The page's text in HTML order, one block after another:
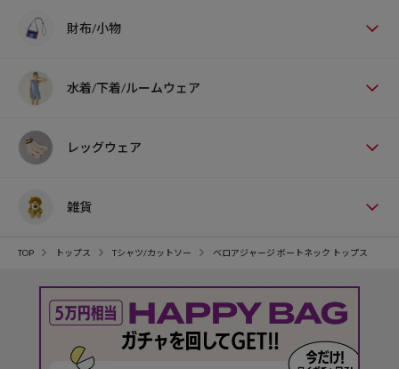
財布/小物
水着/下着/ルームウェア
レッグウェア
雑貨
TOP トップス Tシャツ/カットソー ベロアジャージ ボートネック トップス